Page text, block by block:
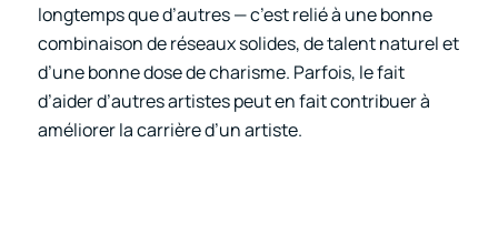
longtemps que d’autres — c’est relié à une bonne
combinaison de réseaux solides, de talent naturel et
d’une bonne dose de charisme. Parfois, le fait
d’aider d’autres artistes peut en fait contribuer à
améliorer la carrière d’un artiste.